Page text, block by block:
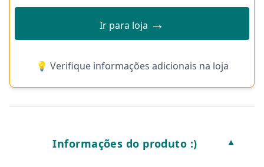
Ir para loja →
💡 Verifique informações adicionais na loja
Informações do produto :) ▼